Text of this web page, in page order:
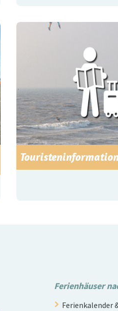
Ferienhäuser
Ferienkalender